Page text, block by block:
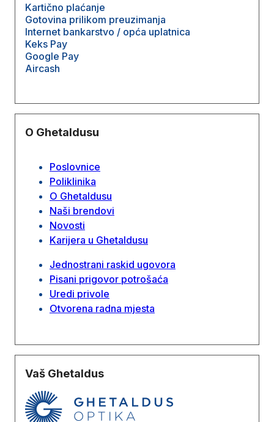
Kartično plaćanje
Gotovina prilikom preuzimanja
Internet bankarstvo / opća uplatnica
Keks Pay
Google Pay
Aircash
O Ghetaldusu
Poslovnice
Poliklinika
O Ghetaldusu
Naši brendovi
Novosti
Karijera u Ghetaldusu
Jednostrani raskid ugovora
Pisani prigovor potrošaća
Uredi privole
Otvorena radna mjesta
Vaš Ghetaldus